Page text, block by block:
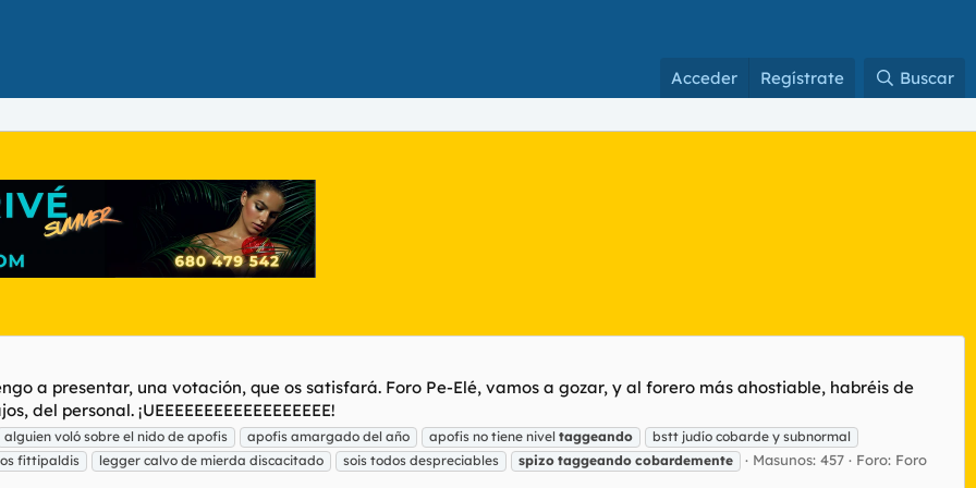
Acceder Regístrate Buscar
vengo a presentar, una votación, que os satisfará. Foro Pe-Elé, vamos a gozar, y al forero más ahostiable, habréis de
personal. ¡UEEEEEEEEEEEEEEEEEE!
alguien voló sobre el nido de apofis apofis amargado del año apofis no tiene nivel taggeando
bstt judío cobarde y subnormal
fittipaldis
legger calvo de mierda discacitado sois todos despreciables spizo taggeando cobardemente Masunos: 457 Foro: Foro